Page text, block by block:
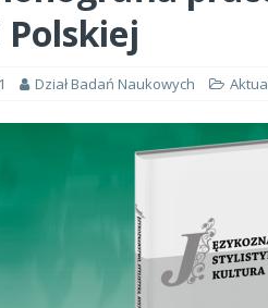
Dział Badań Naukowych